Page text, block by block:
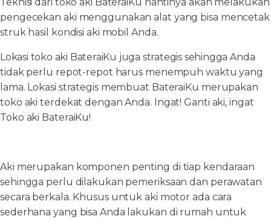
pengecekan aki menggunakan alat yang bisa mencetak
struk hasil kondisi aki mobil Anda.
Lokasi toko aki BateraiKu juga strategis sehingga Anda
tidak perlu repot-repot harus menempuh waktu yang
lama. Lokasi strategis membuat BateraiKu merupakan
toko aki terdekat dengan Anda. Ingat! Ganti aki, ingat
Toko aki BateraiKu!
Aki merupakan komponen penting di tiap kendaraan
sehingga perlu dilakukan pemeriksaan dan perawatan
secara berkala. Khusus untuk aki motor ada cara
sederhana yang bisa Anda lakukan di rumah untuk